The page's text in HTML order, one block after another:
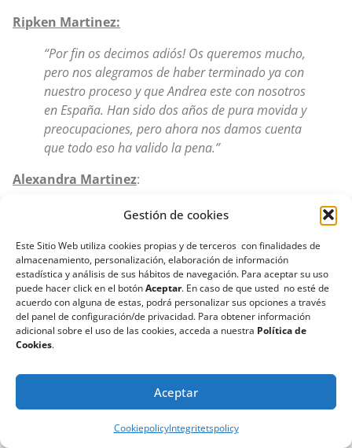
Gestión de cookies
Este Sitio Web utiliza cookies propias y de terceros con finalidades de
almacenamiento, personalización, elaboración de información
estadística y análisis de sus hábitos de navegación. Para aceptar su uso
puede hacer click en el botónAceptar. En caso de que usted no esté de
acuerdo con alguna de estas, podrá personalizar sus opciones a través
del panel de configuración/de privacidad. Para obtener información
adicional sobre el uso de las cookies, acceda a nuestra Política de
Cookies.
Aceptar
CookiepolicyIntegritetspolicy
Ripken Martinez:
“Por fin os decimos adiós! Os queremos mucho,
pero nos alegramos de haber terminado ya con
nuestro proceso y que Andrea este con nosotros
en España. Han sido dos años de pura movida y
preocupaciones, pero ahora nos damos cuenta
que todo eso ha valido la pena.”
Alexandra Martinez:
“Volvimos el lunes del primer viaje a la clínica
buenas y por el momento todo lo que Albert nos
comentó se está cumpliendo tal cual.El proceso
de firma de contrato fue un poco lioso porque
tuvimos que hacerlo por su plataforma de firma
digital y la verdad que fue un poco tedioso.¡Ya
iremos comentando que tal todo!”
Henry Saniel:
“Vimos a geslife por un amigo que hizo el
proceso con ellos. Ahora llevamos 8 meses ya